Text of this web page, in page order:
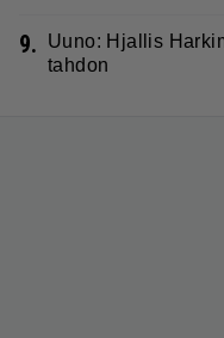
9.
Uuno: Hjallis
tahdon